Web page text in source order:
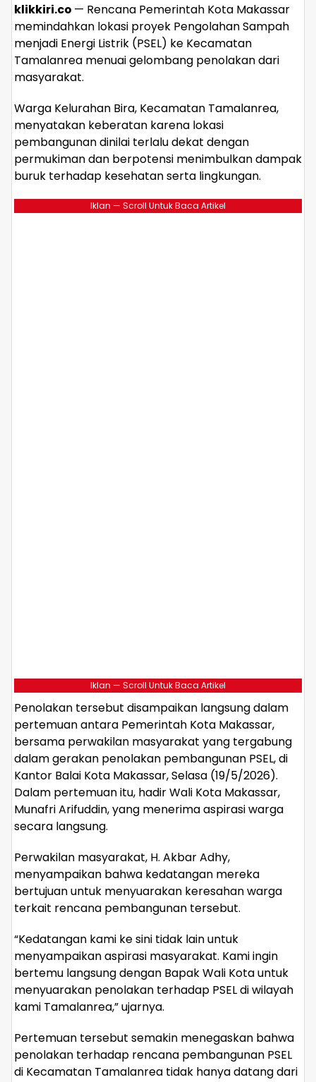
klikkiri.co — Rencana Pemerintah Kota Makassar
memindahkan lokasi proyek Pengolahan Sampah
menjadi Energi Listrik (PSEL) ke Kecamatan
Tamalanrea menuai gelombang penolakan dari
masyarakat.
Warga Kelurahan Bira, Kecamatan Tamalanrea,
menyatakan keberatan karena lokasi
pembangunan dinilai terlalu dekat dengan
permukiman dan berpotensi menimbulkan dampak
buruk terhadap kesehatan serta lingkungan.
Iklan — Scroll Untuk Baca Artikel
Iklan — Scroll Untuk Baca Artikel
Penolakan tersebut disampaikan langsung dalam
pertemuan antara Pemerintah Kota Makassar,
bersama perwakilan masyarakat yang tergabung
dalam gerakan penolakan pembangunan PSEL, di
Kantor Balai Kota Makassar, Selasa (19/5/2026).
Dalam pertemuan itu, hadir Wali Kota Makassar,
Munafri Arifuddin, yang menerima aspirasi warga
secara langsung.
Perwakilan masyarakat, H. Akbar Adhy,
menyampaikan bahwa kedatangan mereka
bertujuan untuk menyuarakan keresahan warga
terkait rencana pembangunan tersebut.
“Kedatangan kami ke sini tidak lain untuk
menyampaikan aspirasi masyarakat. Kami ingin
bertemu langsung dengan Bapak Wali Kota untuk
menyuarakan penolakan terhadap PSEL di wilayah
kami Tamalanrea,” ujarnya.
Pertemuan tersebut semakin menegaskan bahwa
penolakan terhadap rencana pembangunan PSEL
di Kecamatan Tamalanrea tidak hanya datang dari